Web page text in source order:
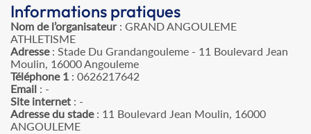
Informations pratiques
Nom de l’organisateur: GRAND ANGOULEME
ATHLETISME
Adresse: Stade Du Grandangouleme - 11 Boulevard Jean
Moulin, 16000 Angouleme
Téléphone 1 : 0626217642
Email : -
Site internet : -
Adresse du stade: 11 Boulevard Jean Moulin, 16000
ANGOULEME